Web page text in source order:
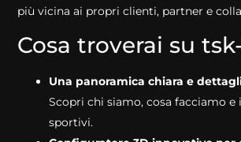
più vicina ai propri clienti, partner e
Cosa troverai su
Una panoramica chiara e
Scopri chi siamo, cosa facciamo
sportivi.